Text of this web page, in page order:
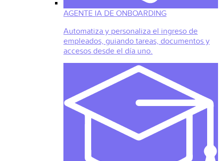
AGENTE IA DE ONBOARDING
Automatiza y personaliza el ingreso de
empleados, guiando tareas, documentos y
accesos desde el día uno.